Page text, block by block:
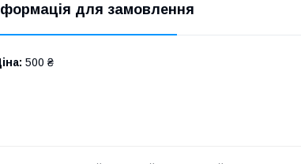
для замовлення
500 ₴